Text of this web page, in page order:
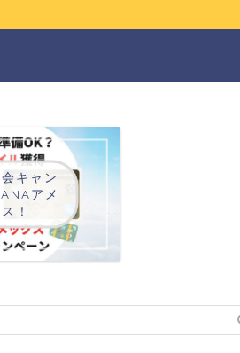
会キャン
アメ
！